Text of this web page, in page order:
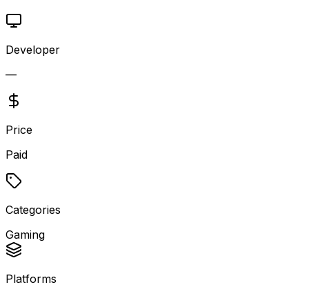
Developer
—
Price
Paid
Categories
Gaming
Platforms